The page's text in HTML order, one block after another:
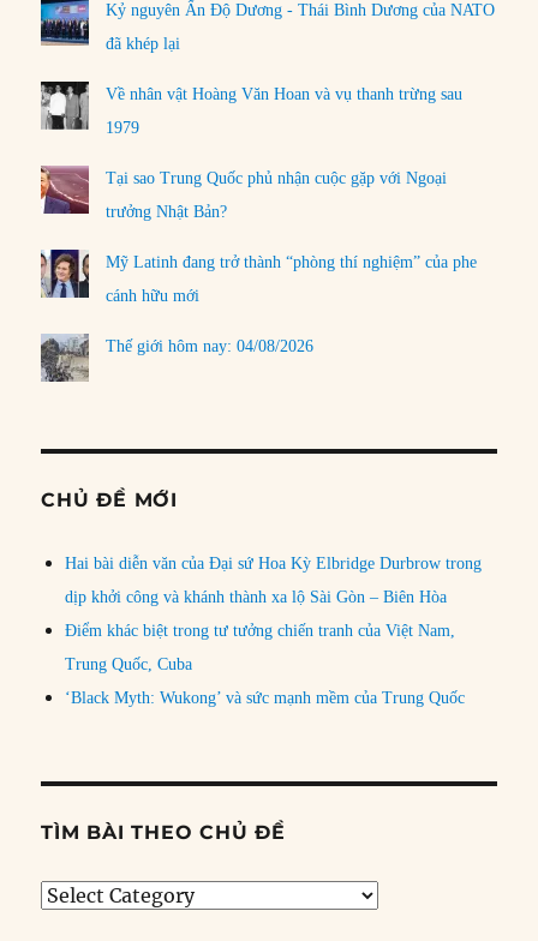
Kỷ nguyên Ấn Độ Dương - Thái Bình Dương của NATO
đã khép lại
Về nhân vật Hoàng Văn Hoan và vụ thanh trừng sau
1979
Tại sao Trung Quốc phủ nhận cuộc gặp với Ngoại
trưởng Nhật Bản?
Mỹ Latinh đang trở thành “phòng thí nghiệm” của phe
cánh hữu mới
Thế giới hôm nay: 04/08/2026
CHỦ ĐỀ MỚI
Hai bài diễn văn của Đại sứ Hoa Kỳ Elbridge Durbrow trong
dịp khởi công và khánh thành xa lộ Sài Gòn – Biên Hòa
Điểm khác biệt trong tư tưởng chiến tranh của Việt Nam,
Trung Quốc, Cuba
‘Black Myth: Wukong’ và sức mạnh mềm của Trung Quốc
TÌM BÀI THEO CHỦ ĐỀ
Tìm